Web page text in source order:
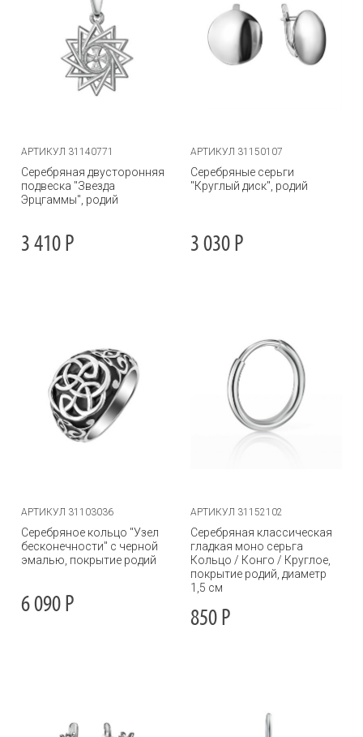
АРТИКУЛ 31140771
Серебряная двусторонняя
подвеска "Звезда
Эрцгаммы", родий
3 410 Р
АРТИКУЛ 31150107
Серебряные серьги
"Круглый диск", родий
3 030 Р
АРТИКУЛ 31103036
Серебряное кольцо "Узел
бесконечности" с черной
эмалью, покрытие родий
6 090 Р
АРТИКУЛ 31152102
Серебряная классическая
гладкая моно серьга
Кольцо / Конго / Круглое,
покрытие родий, диаметр
1,5 см
850 Р